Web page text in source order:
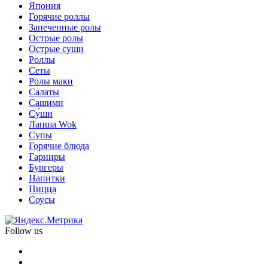
Япония
Горячие роллы
Запеченные ролы
Острые ролы
Острые суши
Роллы
Сеты
Ролы маки
Салаты
Сашими
Су́ши
Лапша Wok
Супы
Горячие блюда
Гарниры
Бургеры
Напитки
Пицца
Соусы
Follow us